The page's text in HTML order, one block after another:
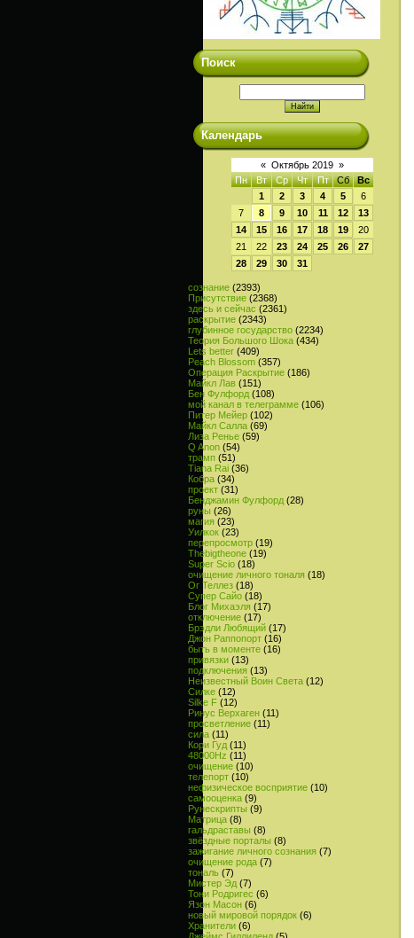
Поиск
Календарь
« Октябрь 2019 »
Пн
Вт Ср Чт Пт Сб
Вс
1
2 3 4 5
6
7
8 9 10 11 12
13
14
15 16 17 18 19
20
21
22 23 24 25 26
27
28
29 30 31
сознание (2393)
Присутствие (2368)
здесь и сейчас (2361)
раскрытие (2343)
глубинное государство (2234)
Теория Большого Шока (434)
Lets better (409)
Peach Blossom (357)
Операция Раскрытие (186)
Майкл Лав (151)
Бен Фулфорд (108)
мой канал в телеграмме (106)
Питер Мейер (102)
Майкл Салла (69)
Лиза Ренье (59)
Q Anon (54)
трамп (51)
Tiana Rai (36)
Кобра (34)
проект (31)
Бенджамин Фулфорд (28)
руны (26)
магия (23)
Уилкок (23)
перепросмотр (19)
Thebigtheone (19)
Super Scio (18)
очищение личного тоналя (18)
Ог Теллез (18)
Супер Сайо (18)
Блог Михаэля (17)
отключение (17)
Брэдли Любящий (17)
Джон Раппопорт (16)
быть в моменте (16)
привязки (13)
подключения (13)
Неизвестный Воин Света (12)
Силке (12)
Silke F (12)
Ринус Верхаген (11)
просветление (11)
сила (11)
Кори Гуд (11)
48000Hz (11)
очищение (10)
телепорт (10)
нефизическое восприятие (10)
самооценка (9)
Рунескрипты (9)
Матрица (8)
гальдраставы (8)
звёздные порталы (8)
зажигание личного сознания (7)
очищение рода (7)
тональ (7)
Мистер Эд (7)
Тони Родригес (6)
Язон Масон (6)
новый мировой порядок (6)
Хранители (6)